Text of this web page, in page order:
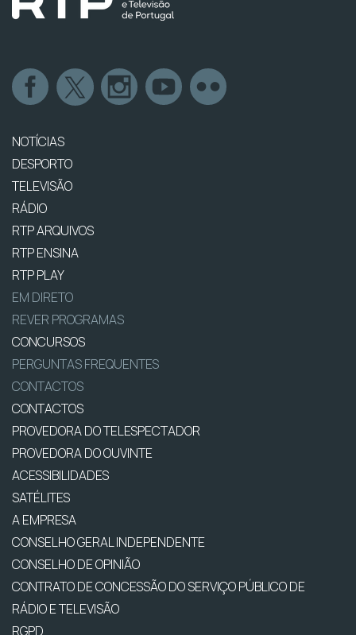
NOTÍCIAS
DESPORTO
TELEVISÃO
RÁDIO
RTP ARQUIVOS
RTP ENSINA
RTP PLAY
EM DIRETO
REVER PROGRAMAS
CONCURSOS
PERGUNTAS FREQUENTES
CONTACTOS
CONTACTOS
PROVEDORA DO TELESPECTADOR
PROVEDORA DO OUVINTE
ACESSIBILIDADES
SATÉLITES
A EMPRESA
CONSELHO GERAL INDEPENDENTE
CONSELHO DE OPINIÃO
CONTRATO DE CONCESSÃO DO SERVIÇO PÚBLICO DE
RÁDIO E TELEVISÃO
RGPD